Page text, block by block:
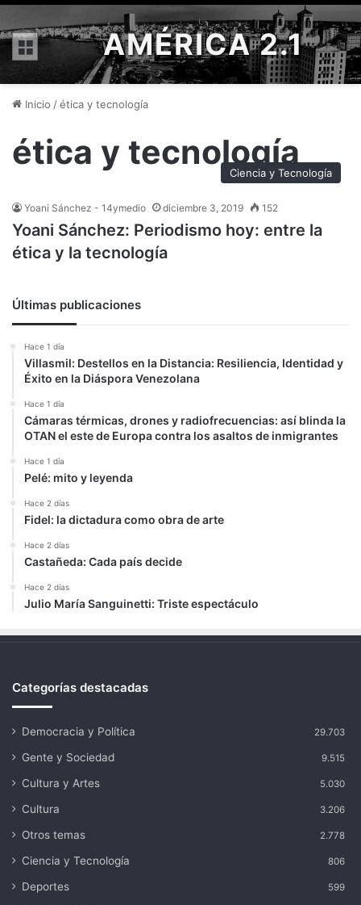
Menú AMÉRICA 2.1
Inicio /ética y tecnología
ética y tecnología
Ciencia y Tecnología
Yoani Sánchez - 14ymedio diciembre 3, 2019 152
Yoani Sánchez: Periodismo hoy: entre la
ética y la tecnología
Últimas publicaciones
Hace 1 día
Villasmil: Destellos en la Distancia: Resiliencia, Identidad y
Éxito en la Diáspora Venezolana
Hace 1 día
Cámaras térmicas, drones y radiofrecuencias: así blinda la
OTAN el este de Europa contra los asaltos de inmigrantes
Hace 1 día
Pelé: mito y leyenda
Hace 2 días
Fidel: la dictadura como obra de arte
Hace 2 días
Castañeda: Cada país decide
Hace 2 días
Julio María Sanguinetti: Triste espectáculo
Categorías destacadas
Democracia y Política 29.703
Gente y Sociedad 9.515
Cultura y Artes 5.030
Cultura 3.206
Otros temas 2.778
Ciencia y Tecnología 806
Deportes 599